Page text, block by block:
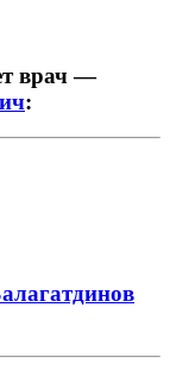
врач —
: